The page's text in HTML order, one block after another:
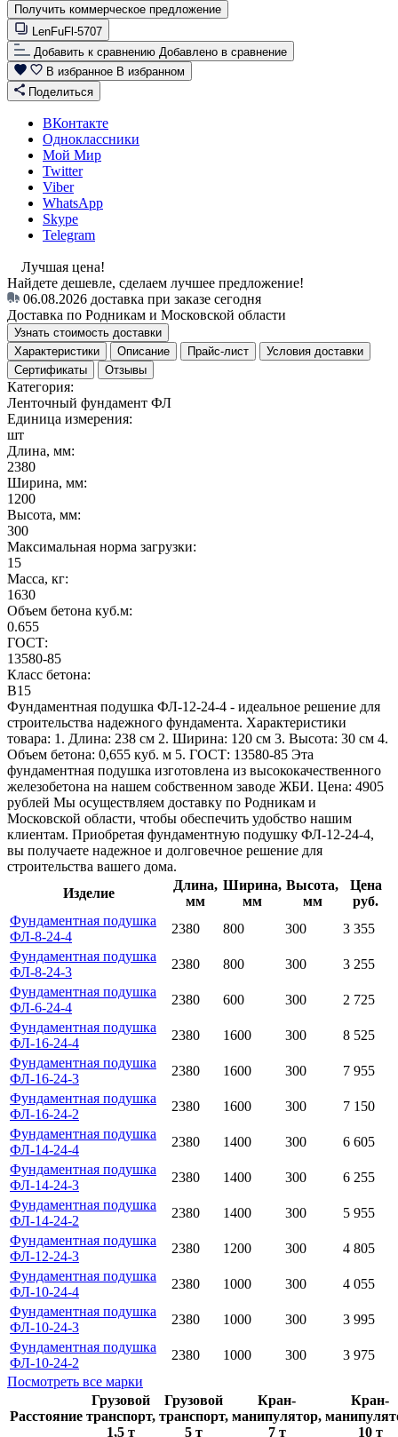
Получить коммерческое предложение
LenFuFl-5707
Добавить к сравнению Добавлено в сравнение
В избранное В избранном
Поделиться
ВКонтакте
Одноклассники
Мой Мир
Twitter
Viber
WhatsApp
Skype
Telegram
Лучшая цена!
Найдете дешевле, сделаем лучшее предложение!
06.08.2026 доставка при заказе сегодня
Доставка по Родникам и Московской области
Узнать стоимость доставки
Характеристики
Описание Прайс-лист
Условия доставки
Сертификаты
Отзывы
Категория:
Ленточный фундамент ФЛ
Единица измерения:
шт
Длина, мм:
2380
Ширина, мм:
1200
Высота, мм:
300
Максимальная норма загрузки:
15
Масса, кг:
1630
Объем бетона куб.м:
0.655
ГОСТ:
13580-85
Класс бетона:
В15
Фундаментная подушка ФЛ-12-24-4 - идеальное решение для
строительства надежного фундамента. Характеристики
товара: 1. Длина: 238 см 2. Ширина: 120 см 3. Высота: 30 см 4.
Объем бетона: 0,655 куб. м 5. ГОСТ: 13580-85 Эта
фундаментная подушка изготовлена из высококачественного
железобетона на нашем собственном заводе ЖБИ. Цена: 4905
рублей Мы осуществляем доставку по Родникам и
Московской области, чтобы обеспечить удобство нашим
клиентам. Приобретая фундаментную подушку ФЛ-12-24-4,
вы получаете надежное и долговечное решение для
строительства вашего дома.
Изделие
Длина,
мм
Ширина,
мм
Высота,
мм
Цена
руб.
Фундаментная подушка
ФЛ-8-24-4
2380 800 300
3 355
Фундаментная подушка
ФЛ-8-24-3
2380 800 300
3 255
Фундаментная подушка
ФЛ-6-24-4
2380 600 300
2 725
Фундаментная подушка
ФЛ-16-24-4
2380 1600 300
8 525
Фундаментная подушка
ФЛ-16-24-3
2380 1600 300
7 955
Фундаментная подушка
ФЛ-16-24-2
2380 1600 300
7 150
Фундаментная подушка
ФЛ-14-24-4
2380 1400 300
6 605
Фундаментная подушка
ФЛ-14-24-3
2380 1400 300
6 255
Фундаментная подушка
ФЛ-14-24-2
2380 1400 300
5 955
Фундаментная подушка
ФЛ-12-24-3
2380 1200 300
4 805
Фундаментная подушка
ФЛ-10-24-4
2380 1000 300
4 055
Фундаментная подушка
ФЛ-10-24-3
2380 1000 300
3 995
Фундаментная подушка
ФЛ-10-24-2
2380 1000 300
3 975
Посмотреть все марки
Расстояние
Грузовой
транспорт,
1,5 т
Грузовой
транспорт,
5 т
Кран-
манипулятор,
7 т
Кран-
10 т